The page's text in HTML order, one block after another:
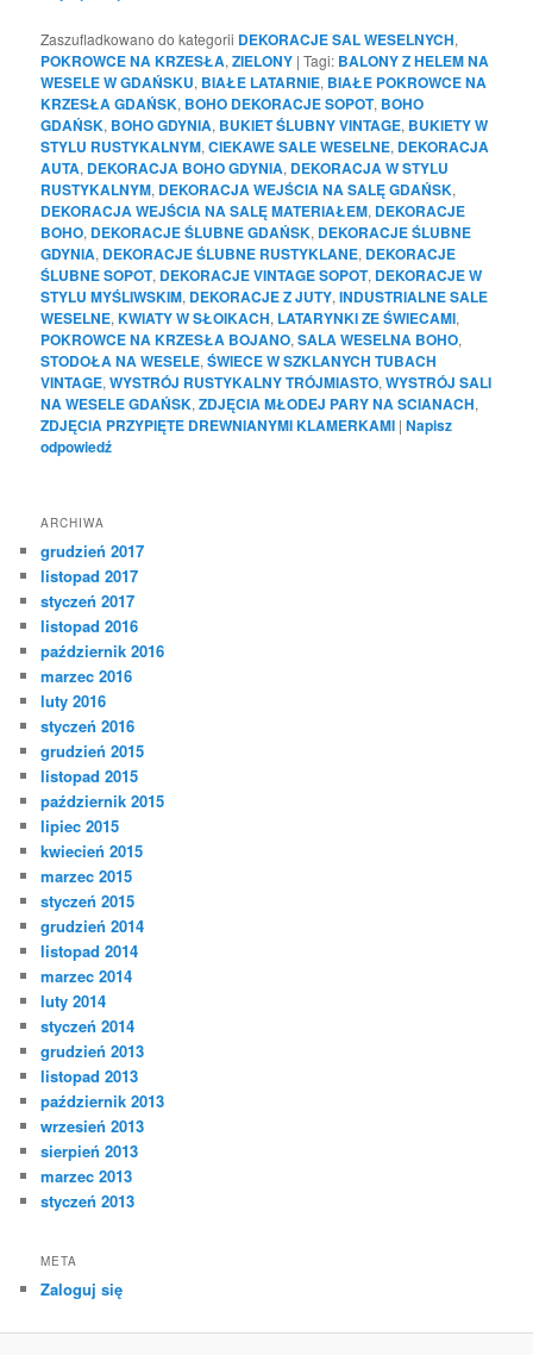
Zaszufladkowano do kategorii DEKORACJE SAL WESELNYCH,
POKROWCE NA KRZESŁA,ZIELONY |Tagi: BALONY Z HELEM NA
WESELE W GDAŃSKU, BIAŁE LATARNIE, BIAŁE POKROWCE NA
KRZESŁA GDAŃSK, BOHO DEKORACJE SOPOT, BOHO
GDAŃSK, BOHO GDYNIA, BUKIET ŚLUBNY VINTAGE, BUKIETY W
STYLU RUSTYKALNYM,CIEKAWE SALE WESELNE, DEKORACJA
AUTA, DEKORACJA BOHO GDYNIA, DEKORACJA W STYLU
RUSTYKALNYM, DEKORACJA WEJŚCIA NA SALĘ GDAŃSK,
DEKORACJA WEJŚCIA NA SALĘ MATERIAŁEM, DEKORACJE
BOHO, DEKORACJE ŚLUBNE GDAŃSK, DEKORACJE ŚLUBNE
GDYNIA, DEKORACJE ŚLUBNE RUSTYKLANE, DEKORACJE
ŚLUBNE SOPOT, DEKORACJE VINTAGE SOPOT, DEKORACJE W
STYLU MYŚLIWSKIM, DEKORACJE Z JUTY,INDUSTRIALNE SALE
WESELNE,KWIATY W SŁOIKACH, LATARYNKI ZE ŚWIECAMI,
POKROWCE NA KRZESŁA BOJANO,SALA WESELNA BOHO,
STODOŁA NA WESELE,ŚWIECE W SZKLANYCH TUBACH
VINTAGE,WYSTRÓJ RUSTYKALNY TRÓJMIASTO,WYSTRÓJ SALI
NA WESELE GDAŃSK,ZDJĘCIA MŁODEJ PARY NA SCIANACH,
ZDJĘCIA PRZYPIĘTE DREWNIANYMI KLAMERKAMI |Napisz
odpowiedź
ARCHIWA
grudzień 2017
listopad 2017
styczeń 2017
listopad 2016
październik 2016
marzec 2016
luty 2016
styczeń 2016
grudzień 2015
listopad 2015
październik 2015
lipiec 2015
kwiecień 2015
marzec 2015
styczeń 2015
grudzień 2014
listopad 2014
marzec 2014
luty 2014
styczeń 2014
grudzień 2013
listopad 2013
październik 2013
wrzesień 2013
sierpień 2013
marzec 2013
styczeń 2013
META
Zaloguj się